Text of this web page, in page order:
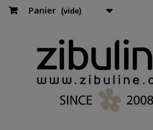
Panier (vide)